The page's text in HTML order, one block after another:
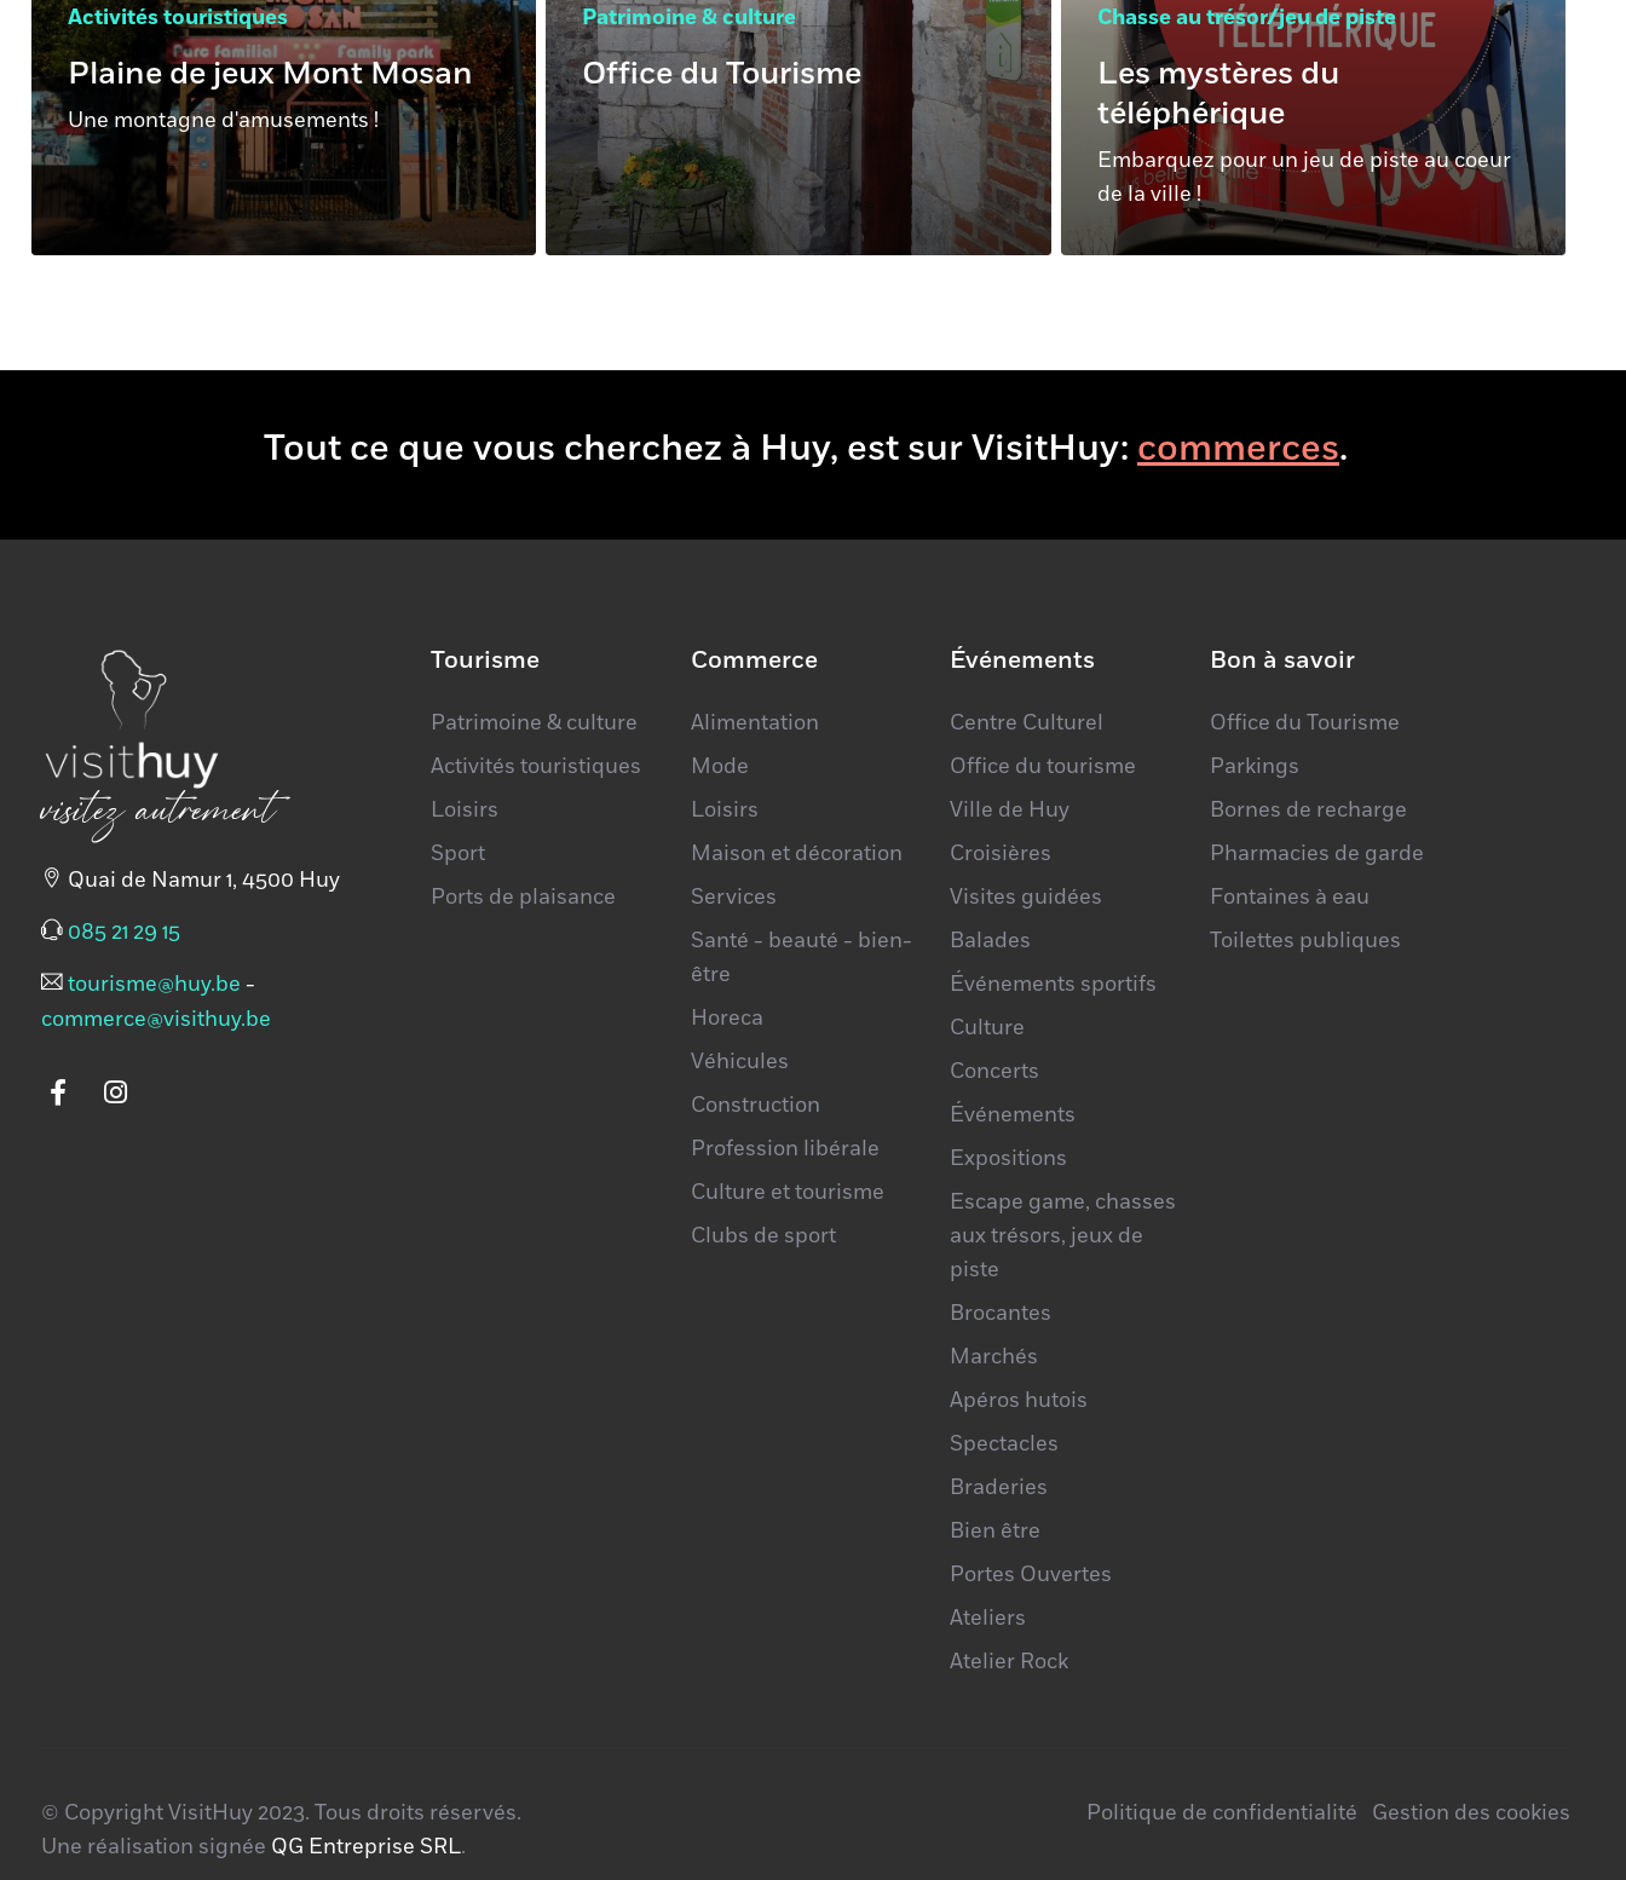
Activités touristiques
Plaine de jeux Mont Mosan
Une montagne d'amusements !
Patrimoine & culture
Office du Tourisme
Chasse au trésor/jeu de piste
Les mystères du
téléphérique
Embarquez pour un jeu de piste au coeur
de la ville !
Tout ce que vous cherchez à Huy, est sur VisitHuy:b.
visitez autrement
Quai de Namur 1, 4500 Huy
085 21 29 15
tourisme@huy.be -
commerce@visithuy.be
Tourisme
Patrimoine & culture
Activités touristiques
Loisirs
Sport
Ports de plaisance
Commerce
Alimentation
Mode
Loisirs
Maison et décoration
Services
Santé - beauté - bien-
être
Horeca
Véhicules
Construction
Profession libérale
Culture et tourisme
Clubs de sport
Événements
Centre Culturel
Office du tourisme
Ville de Huy
Croisières
Visites guidées
Balades
Événements sportifs
Culture
Concerts
Événements
Expositions
Escape game, chasses
aux trésors, jeux de
piste
Brocantes
Marchés
Apéros hutois
Spectacles
Braderies
Bien être
Portes Ouvertes
Ateliers
Atelier Rock
Bon à savoir
Office du Tourisme
Parkings
Bornes de recharge
Pharmacies de garde
Fontaines à eau
Toilettes publiques
© Copyright VisitHuy 2023. Tous droits réservés.
Une réalisation signée QG Entreprise SRL.
Politique de confidentialité Gestion des cookies